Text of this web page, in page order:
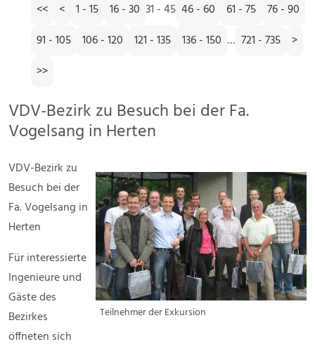
<<
< 1 - 15 16 - 30 31 - 45 46 - 60 61 - 75
76 - 90
91 - 105
106 - 120 121 - 135 136 - 150 … 721 - 735
>
>>
VDV-Bezirk zu Besuch bei der Fa.
Vogelsang in Herten
Teilnehmer der Exkursion
VDV-Bezirk zu
Besuch bei der
Fa. Vogelsang in
Herten
Für interessierte
Ingenieure und
Gäste des
Bezirkes
öffneten sich